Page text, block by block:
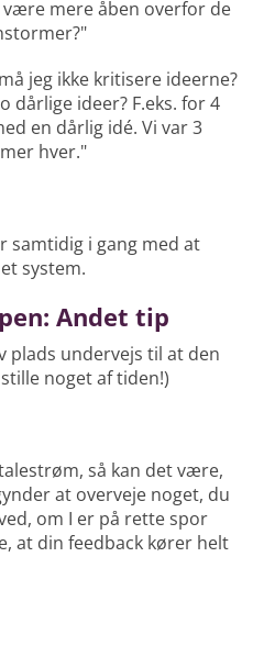
mere åben overfor de
jeg ikke kritisere ideerne?
dårlige ideer? F.eks. for 4
en dårlig idé. Vi var 3
hver."
samtidig i gang med at
system.
Andet tip
plads undervejs til at den
noget af tiden!)
så kan det være,
at overveje noget, du
om I er på rette spor
at din feedback kører helt